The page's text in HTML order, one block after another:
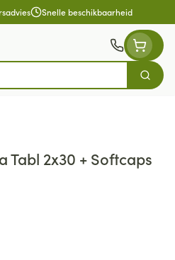
Snelle beschikbaarheid
Zoek
Tabl 2x30 + Softcaps